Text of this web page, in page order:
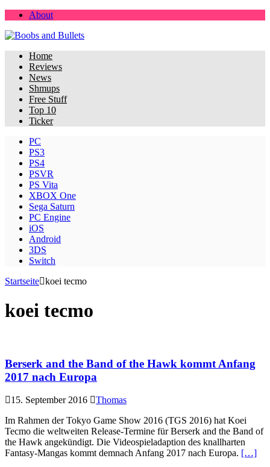
About
Home
Reviews
News
Shmups
Free Stuff
Top 10
Ticker
PC
PS3
PS4
PSVR
PS Vita
XBOX One
Sega Saturn
PC Engine
iOS
Android
3DS
Switch
Startseite koei tecmo
koei tecmo
Berserk and the Band of the Hawk kommt Anfang
2017 nach Europa
15. September 2016
Thomas
Im Rahmen der Tokyo Game Show 2016 (TGS 2016) hat Koei
Tecmo die weltweiten Release-Termine für Berserk and the Band of
the Hawk angekündigt. Die Videospieladaption des knallharten
Fantasy-Mangas kommt demnach Anfang 2017 nach Europa. […]